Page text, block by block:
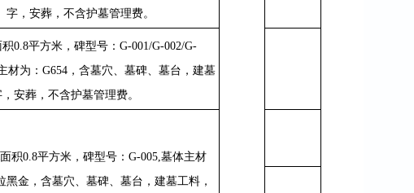
字，安葬，不含护墓管理费。
0.8平方米，碑型号： G-001/G-002/G-
材为： G654 ，含墓穴、墓碑、墓台，建墓
安葬，不含护墓管理费。
积0.8平方米，碑型号： G-005,墓体主材
黑金，含墓穴、墓碑、墓台，建墓工料，